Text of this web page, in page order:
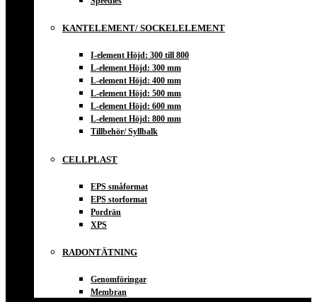
KANTELEMENT/ SOCKELELEMENT
I-element Höjd: 300 till 800
L-element Höjd: 300 mm
L-element Höjd: 400 mm
L-element Höjd: 500 mm
L-element Höjd: 600 mm
L-element Höjd: 800 mm
Tillbehör/ Syllbalk
CELLPLAST
EPS småformat
EPS storformat
Pordrän
XPS
RADONTÄTNING
Genomföringar
Membran